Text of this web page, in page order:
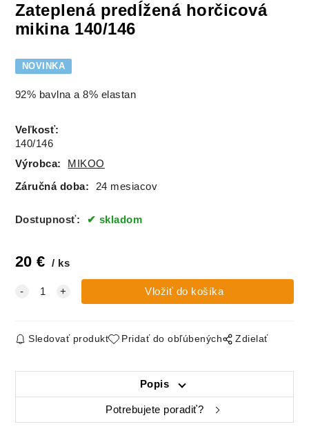
Zateplená predĺžená horčicová
mikina 140/146
NOVINKA
92% bavlna a 8% elastan
Veľkosť:
140/146
Výrobca:
MIKOO
Záručná doba: 24 mesiacov
Dostupnosť: skladom
20 € ks
Sledovať produkt Pridať do obľúbených Zdielať
Popis
Potrebujete poradiť?